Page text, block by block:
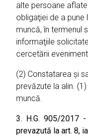
alte persoane
obligaţiei de a
muncă, în termenul
informaţiile
cercetării
(2) Constatarea şi
prevăzute la alin.
muncă.
3. H.G. 905/2017
prevazută la art. 8,